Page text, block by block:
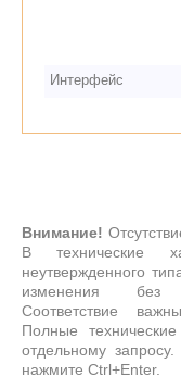
Интерфейс
Внимание!
В технические
неутвержденного
изменения без
Соответствие
Полные
отдельному
нажмите Ctrl+Enter.